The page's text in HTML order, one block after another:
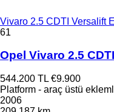
Vivaro 2.5 CDTI Versalift
61
Opel Vivaro 2.5
544.200 TL €9.900
Platform - araç üstü
2006